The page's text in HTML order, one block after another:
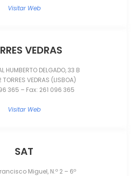
Visitar Web
VEDRAS
HUMBERTO DELGADO, 33 B
VEDRAS (LISBOA)
365 – Fax: 261 096 365
Visitar Web
SAT
Miguel, N.º 2 – 6º